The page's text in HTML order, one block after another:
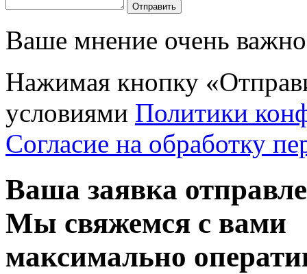
Отправить
Ваше мнение очень
Нажимая кнопку
условиями Политики
Согласие на обработку
Ваша заявка
Мы свяжемся с вами
максимально